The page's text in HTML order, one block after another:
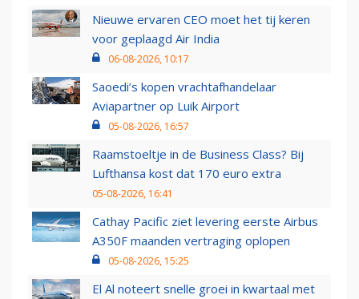
Nieuwe ervaren CEO moet het tij keren
voor geplaagd Air India
06-08-2026, 10:17
Saoedi’s kopen vrachtafhandelaar
Aviapartner op Luik Airport
05-08-2026, 16:57
Raamstoeltje in de Business Class? Bij
Lufthansa kost dat 170 euro extra
05-08-2026, 16:41
Cathay Pacific ziet levering eerste Airbus
A350F maanden vertraging oplopen
05-08-2026, 15:25
El Al noteert snelle groei in kwartaal met